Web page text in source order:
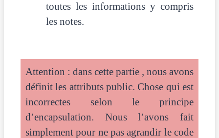
toutes les informations y compris
les notes.
Attention : dans cette partie , nous avons
définit les attributs public. Chose qui est
incorrectes selon le principe
d’encapsulation. Nous l’avons fait
simplement pour ne pas agrandir le code